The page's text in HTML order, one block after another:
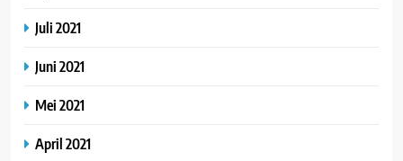
Juli 2021
Juni 2021
Mei 2021
April 2021